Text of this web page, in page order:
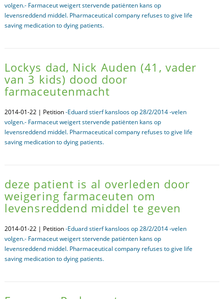
volgen.- Farmaceut weigert stervende patiënten kans op
levensreddend middel. Pharmaceutical company refuses to give life
saving medication to dying patients.
Lockys dad, Nick Auden (41, vader
van 3 kids) dood door
farmaceutenmacht
2014-01-22 | Petition-Eduard stierf kansloos op 28/2/2014 -velen
volgen.- Farmaceut weigert stervende patiënten kans op
levensreddend middel. Pharmaceutical company refuses to give life
saving medication to dying patients.
deze patient is al overleden door
weigering farmaceuten om
levensreddend middel te geven
2014-01-22 | Petition-Eduard stierf kansloos op 28/2/2014 -velen
volgen.- Farmaceut weigert stervende patiënten kans op
levensreddend middel. Pharmaceutical company refuses to give life
saving medication to dying patients.